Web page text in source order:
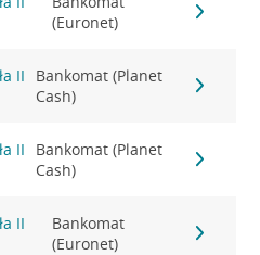
(Euronet)
II
Bankomat (Planet
Cash)
II
Bankomat (Planet
Cash)
II
Bankomat
(Euronet)